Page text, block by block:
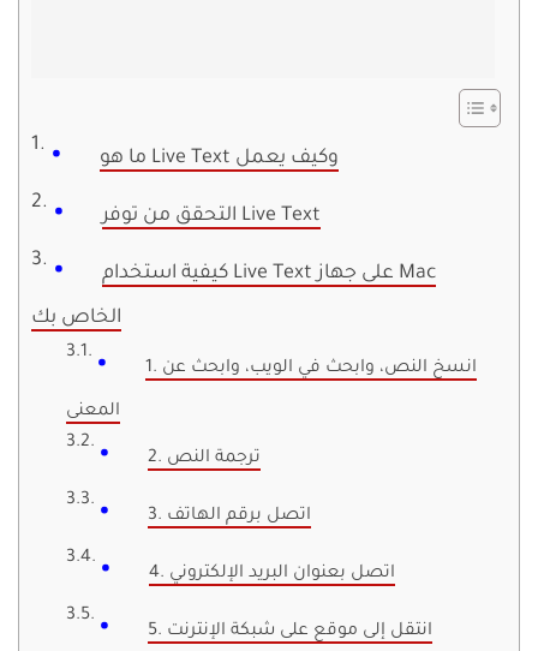
ما هو Live Text وكيف يعمل
التحقق من توفر Live Text
كيفية استخدام Live Text على جهاز Mac
الخاص بك
1. انسخ النص، وابحث في الويب، وابحث عن
المعنى
2. ترجمة النص
3. اتصل برقم الهاتف
4. اتصل بعنوان البريد الإلكتروني
5. انتقل إلى موقع على شبكة الإنترنت